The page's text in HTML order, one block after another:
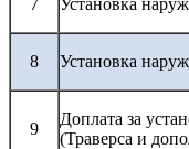
7 Установка
8 Установка
9
Доплата за
(Траверса и